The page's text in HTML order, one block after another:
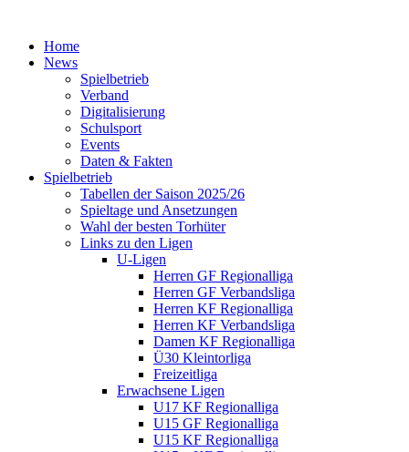
Home
News
Spielbetrieb
Verband
Digitalisierung
Schulsport
Events
Daten & Fakten
Spielbetrieb
Tabellen der Saison 2025/26
Spieltage und Ansetzungen
Wahl der besten Torhüter
Links zu den Ligen
U-Ligen
Herren GF Regionalliga
Herren GF Verbandsliga
Herren KF Regionalliga
Herren KF Verbandsliga
Damen KF Regionalliga
Ü30 Kleintorliga
Freizeitliga
Erwachsene Ligen
U17 KF Regionalliga
U15 GF Regionalliga
U15 KF Regionalliga